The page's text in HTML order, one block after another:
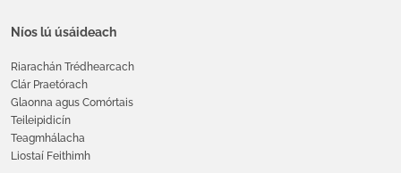
Níos lú úsáideach
Riarachán Trédhearcach
Clár Praetórach
Glaonna agus Comórtais
Teileipidicín
Teagmhálacha
Liostaí Feithimh